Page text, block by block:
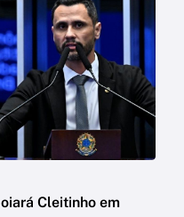
Cleitinho em